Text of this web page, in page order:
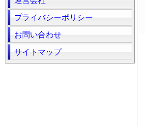
プライバシーポリシー
お問い合わせ
サイトマップ